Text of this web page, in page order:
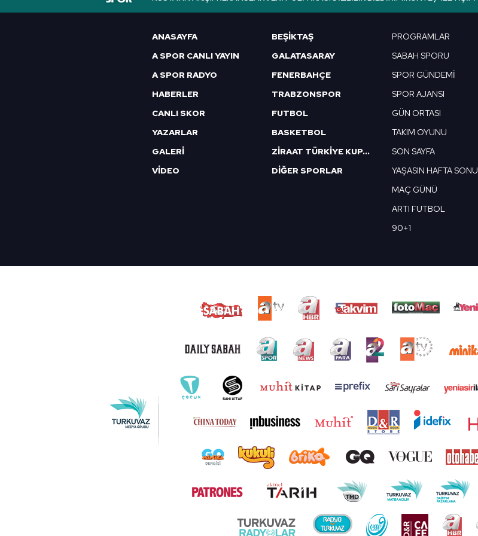
mevzuata uygun olarak kullanılan çerezlerle ilgili bilgi almak için lütfentıklayınız
ANASAYFA
A SPOR CANLI YAYIN
A SPOR RADYO
HABERLER
CANLI SKOR
YAZARLAR
GALERİ
VİDEO
BEŞİKTAŞ
GALATASARAY
FENERBAHÇE
TRABZONSPOR
FUTBOL
BASKETBOL
ZİRAAT TÜRKİYE KUPASI
DİĞER SPORLAR
PROGRAMLAR
SABAH SPORU
SPOR GÜNDEMİ
SPOR AJANSI
GÜN ORTASI
TAKIM OYUNU
SON SAYFA
YAŞASIN HAFTA SONU
MAÇ GÜNÜ
ARTI FUTBOL
90+1